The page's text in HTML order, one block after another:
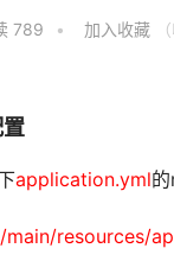
789 • 加入收藏
application.yml的
resources/